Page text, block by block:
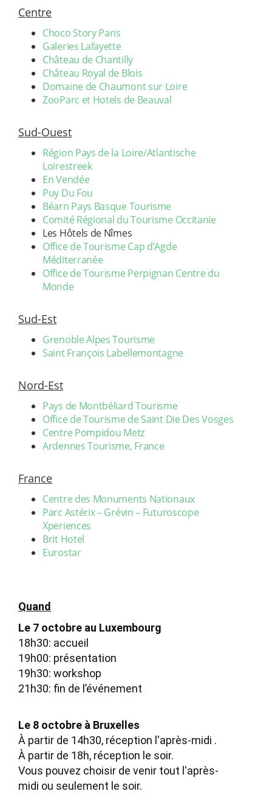
Centre
Choco Story Paris
Galeries Lafayette
Château de Chantilly
Château Royal de Blois
Domaine de Chaumont sur Loire
ZooParc et Hotels de Beauval
Sud-Ouest
Région Pays de la Loire/Atlantische
Loirestreek
En Vendée
Puy Du Fou
Béarn Pays Basque Tourisme
Comité Régional du Tourisme Occitanie
Les Hôtels de Nîmes
Office de Tourisme Cap d’Agde
Méditerranée
Office de Tourisme Perpignan Centre du
Monde
Sud-Est
Grenoble Alpes Tourisme
Saint François Labellemontagne
Nord-Est
Pays de Montbéliard Tourisme
Office de Tourisme de Saint Die Des Vosges
Centre Pompidou Metz
Ardennes Tourisme, France
France
Centre des Monuments Nationaux
Parc Astérix – Grévin – Futuroscope
Xperiences
Brit Hotel
Eurostar
Quand
Le 7 octobre au Luxembourg
18h30: accueil
19h00: présentation
19h30: workshop
21h30: fin de l’événement
Le 8 octobre à Bruxelles
À partir de 14h30, réception l'après-midi .
À partir de 18h, réception le soir.
Vous pouvez choisir de venir tout l'après-
midi ou seulement le soir.